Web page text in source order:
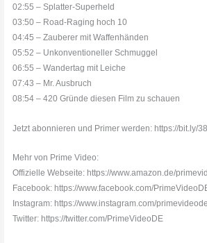
02:55 – Splatter-Superheld
03:50 – Road-Raging hoch 10
04:45 – Zauberer mit Waffenhänden
05:52 – Unkonventioneller Schmuggel
06:55 – Wandertag mit Leiche
07:43 – Mr. Ausbruch
08:54 – 420 Gründe diesen Film zu schauen
Jetzt abonnieren und Primer werden: https://bit.ly/
Mehr von Prime Video:
Offizielle Webseite: https://www.amazon.de/
Facebook: https://www.facebook.com/
Instagram: https://www.instagram.com/
Twitter: https://twitter.com/PrimeVideoDE